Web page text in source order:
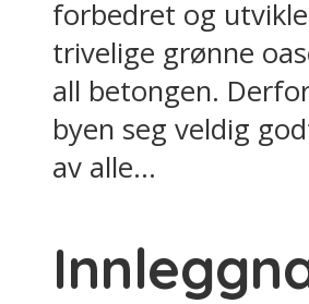
forbedret og
trivelige grønne
all betongen.
byen seg veldig
av alle...